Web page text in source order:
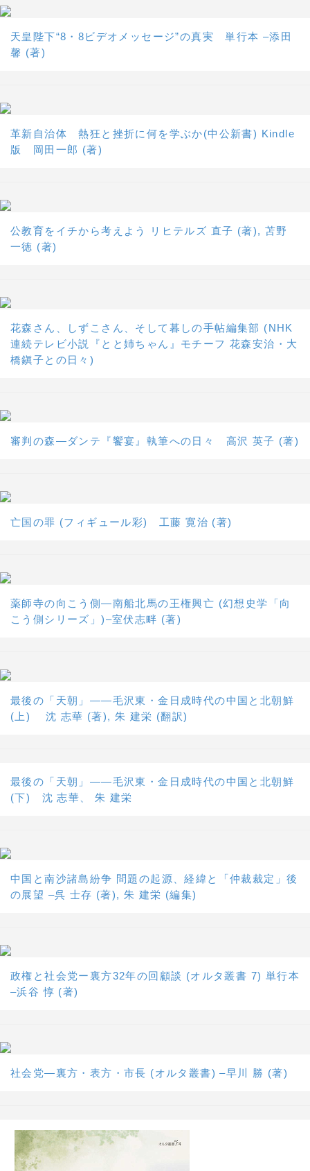
天皇陛下“8・8ビデオメッセージ”の真実 単行本 –添田
馨 (著)
革新自治体 熱狂と挫折に何を学ぶか(中公新書) Kindle
版 岡田一郎 (著)
公教育をイチから考えよう リヒテルズ 直子 (著), 苫野
一徳 (著)
花森さん、しずこさん、そして暮しの手帖編集部 (NHK
連続テレビ小説『とと姉ちゃん』モチーフ 花森安治・大
橋鎭子との日々)
審判の森―ダンテ『饗宴』執筆への日々 高沢 英子 (著)
亡国の罪 (フィギュール彩) 工藤 寛治 (著)
薬師寺の向こう側―南船北馬の王権興亡 (幻想史学「向
こう側シリーズ」)–室伏志畔 (著)
最後の「天朝」――毛沢東・金日成時代の中国と北朝鮮
(上) 沈 志華 (著), 朱 建栄 (翻訳)
最後の「天朝」――毛沢東・金日成時代の中国と北朝鮮
(下) 沈 志華、 朱 建栄
中国と南沙諸島紛争 問題の起源、経緯と「仲裁裁定」後
の展望 –呉 士存 (著), 朱 建栄 (編集)
政権と社会党ー裏方32年の回顧談 (オルタ叢書 7) 単行本
–浜谷 惇 (著)
社会党―裏方・表方・市長 (オルタ叢書) –早川 勝 (著)